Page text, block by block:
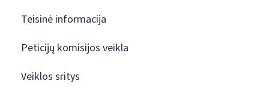
Teisinė informacija
Peticijų komisijos veikla
Veiklos sritys